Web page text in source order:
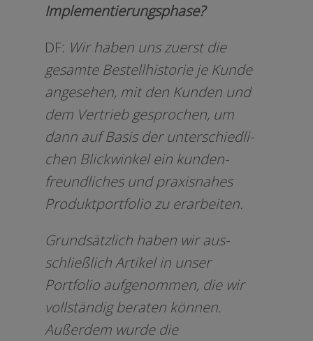
Implementierungsphase?
DF: Wir haben uns zuerst die
gesam­te Bestellhistorie je Kunde
ange­se­hen, mit den Kunden und
dem Vertrieb gespro­chen, um
dann auf Basis der unter­schied­li­
chen Blickwinkel ein kun­den­
freund­li­ches und pra­xis­na­hes
Produktportfolio zu erarbeiten.
Grundsätzlich haben wir aus­
schließ­lich Artikel in unser
Portfolio auf­ge­nom­men, die wir
voll­stän­dig bera­ten kön­nen.
Außerdem wur­de die